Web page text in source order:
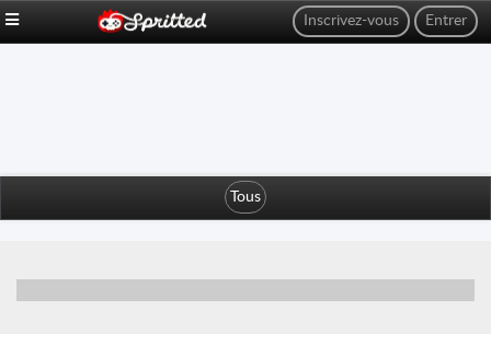
Entrer
Inscrivez-vous
Tous